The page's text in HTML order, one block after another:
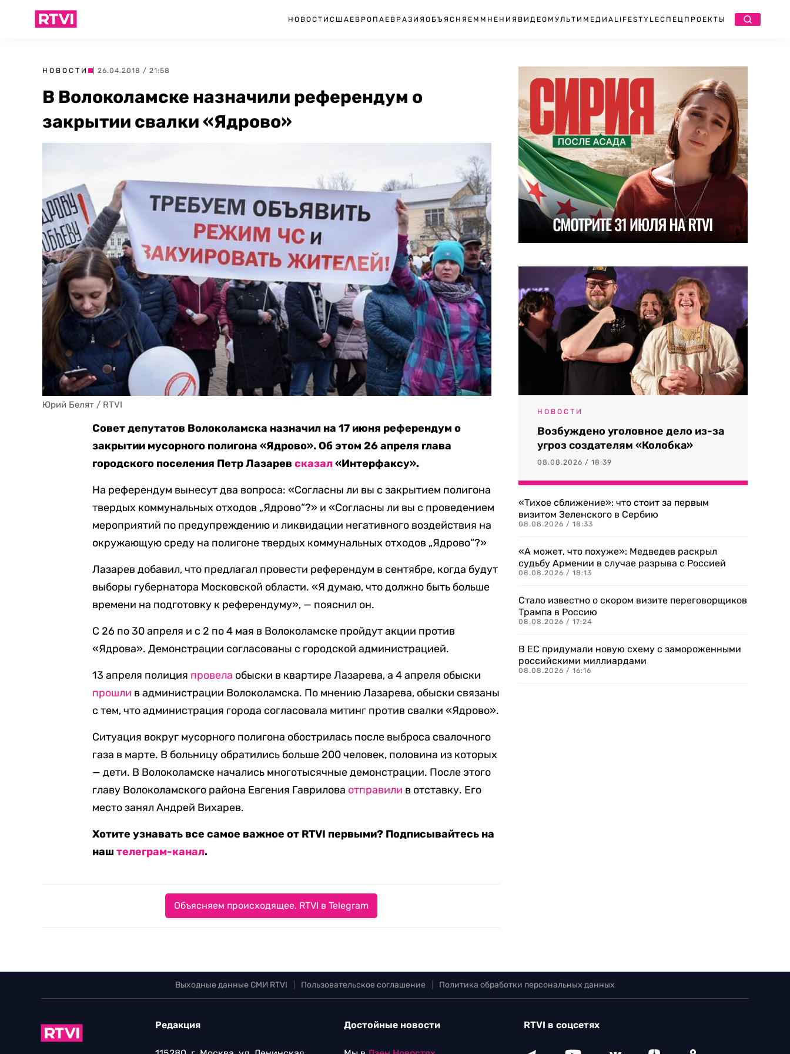
НОВОСТИ США ЕВРОПА ЕВРАЗИЯ ОБЪЯСНЯЕМ МНЕНИЯ ВИДЕО МУЛЬТИМЕДИА LIFESTYLEСПЕЦПРОЕКТЫ
НОВОСТИ | 26.04.2018 / 21:58
В Волоколамске назначили референдум о
закрытии свалки «Ядрово»
Юрий Белят / RTVI
Совет депутатов Волоколамска назначил на 17 июня референдум о
закрытии мусорного полигона «Ядрово». Об этом 26 апреля глава
городского поселения Петр Лазаревсказал«Интерфаксу».
На референдум вынесут два вопроса: «Согласны ли вы с закрытием полигона
твердых коммунальных отходов „Ядрово“?» и «Согласны ли вы с проведением
мероприятий по предупреждению и ликвидации негативного воздействия на
окружающую среду на полигоне твердых коммунальных отходов „Ядрово“?»
Лазарев добавил, что предлагал провести референдум в сентябре, когда будут
выборы губернатора Московской области. «Я думаю, что должно быть больше
времени на подготовку к референдуму», — пояснил он.
С 26 по 30 апреля и с 2 по 4 мая в Волоколамске пройдут акции против
«Ядрова». Демонстрации согласованы с городской администрацией.
13 апреля полиция провела обыски в квартире Лазарева, а 4 апреля обыски
прошли в администрации Волоколамска. По мнению Лазарева, обыски связаны
с тем, что администрация города согласовала митинг против свалки «Ядрово».
Ситуация вокруг мусорного полигона обострилась после выброса свалочного
газа в марте. В больницу обратились больше 200 человек, половина из которых
— дети. В Волоколамске начались многотысячные демонстрации. После этого
главу Волоколамского района Евгения Гаврилова отправили в отставку. Его
место занял Андрей Вихарев.
Хотите узнавать все самое важное от RTVI первыми? Подписывайтесь на
наштелеграм-канал.
Объясняем происходящее. RTVI в Telegram
НОВОСТИ
Возбуждено уголовное дело из-за
угроз создателям «Колобка»
08.08.2026 / 18:39
«Тихое сближение»: что стоит за первым
визитом Зеленского в Сербию
08.08.2026 / 18:33
«А может, что похуже»: Медведев раскрыл
судьбу Армении в случае разрыва с Россией
08.08.2026 / 18:13
Стало известно о скором визите переговорщиков
Трампа в Россию
08.08.2026 / 17:24
В ЕС придумали новую схему с замороженными
российскими миллиардами
08.08.2026 / 16:16
Выходные данные СМИ RTVI Пользовательское соглашение Политика обработки персональных данных
Редакция Достойные новости RTVI в соцсетях